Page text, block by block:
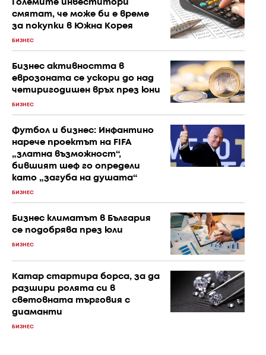
Големите инвеститори
смятат, че може би е време
за покупки в Южна Корея
БИЗНЕС
Бизнес активността в
еврозоната се ускори до над
четиригодишен връх през юни
БИЗНЕС
Футбол и бизнес: Инфантино
нарече проектът на FIFA
„златна възможност“,
бившият шеф го определи
като „загуба на душата“
БИЗНЕС
Бизнес климатът в България
се подобрява през юли
БИЗНЕС
Катар стартира борса, за да
разшири ролята си в
световната търговия с
диаманти
БИЗНЕС